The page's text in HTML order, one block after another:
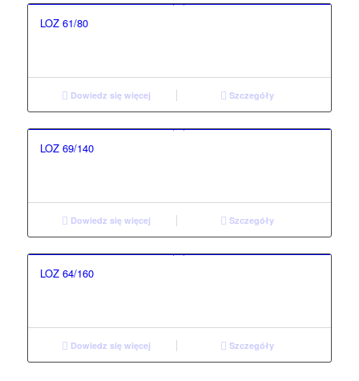
LOZ 61/80
Dowiedz się więcej Szczegóły
LOZ 69/140
Dowiedz się więcej Szczegóły
LOZ 64/160
Dowiedz się więcej Szczegóły